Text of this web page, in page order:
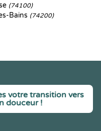
(74100)
Bains (74200)
votre transition vers
douceur !